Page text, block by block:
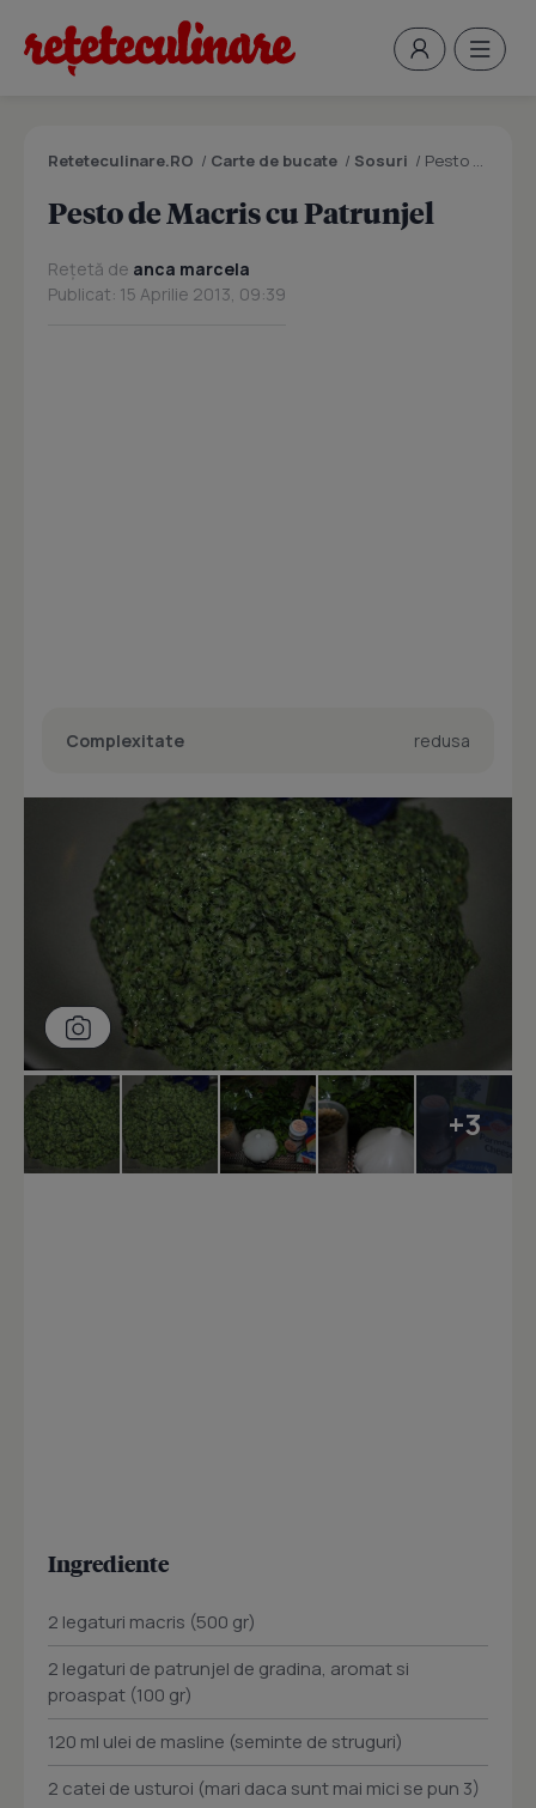
Reteteculinare.RO / Carte de bucate / Sosuri / Pesto de Macris cu Patrunjel
Pesto de Macris cu Patrunjel
Rețetă de anca marcela
Publicat: 15 Aprilie 2013, 09:39
Complexitate redusa
+3
Ingrediente
2 legaturi macris (500 gr)
2 legaturi de patrunjel de gradina, aromat si
proaspat (100 gr)
120 ml ulei de masline (seminte de struguri)
2 catei de usturoi (mari daca sunt mai mici se pun 3)